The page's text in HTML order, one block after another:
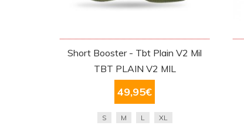
Short Booster - Tbt Plain V2 Mil
TBT PLAIN V2 MIL
49,95€
S M L XL